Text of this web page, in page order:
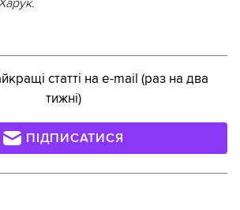
статті на e-mail (раз на два
тижні)
ПІДПИСАТИСЯ